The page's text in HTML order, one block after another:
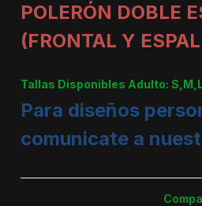
POLERÓN DOBLE
(FRONTAL Y
Tallas Disponibles Adulto:
Para diseños
comunicate a